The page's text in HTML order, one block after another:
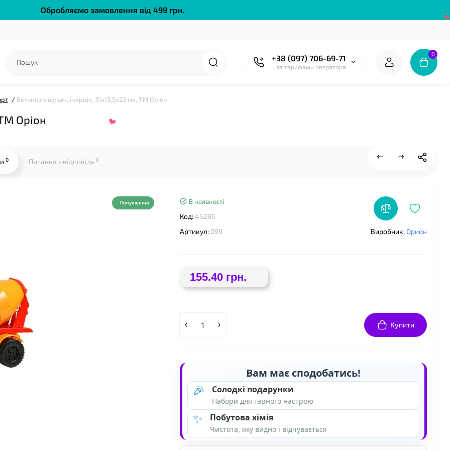
Обробляємо замовлення від 499 грн.
+38 (097) 706-69-71
за тарифами оператора
0
Бетонозмішувач, інерція, 31х13,5х23 см, ТМ Оріон
Оріон
0 Питання - відповідь 0
Популярний В наявності
Код:45295
Артикул: 099 Виробник:Орион
155.40 грн.
Купити
Вам має сподобатись!
🎉 Солодкі подарунки
Набори для гарного настрою
✨ Побутова хімія
Чистота, яку видно і відчувається